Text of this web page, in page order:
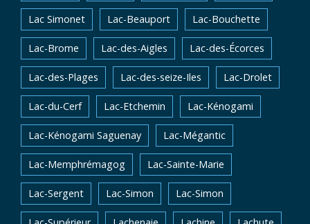
Lac Simonet Lac-Beauport Lac-Bouchette
Lac-Brome Lac-des-Aigles Lac-des-Écorces
Lac-des-Plages Lac-des-seize-Iles Lac-Drolet
Lac-du-Cerf Lac-Etchemin Lac-Kénogami
Lac-Kénogami Saguenay Lac-Mégantic
Lac-Memphrémagog Lac-Sainte-Marie
Lac-Sergent Lac-Simon Lac-Simon